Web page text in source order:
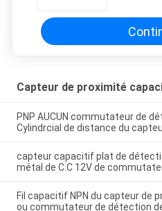
Capteur de proximité
PNP AUCUN commutateur de
Cylindrcial de distance du
capteur capacitif plat de
métal de C.C 12V de
Fil capacitif NPN du capteur de
ou commutateur de détection